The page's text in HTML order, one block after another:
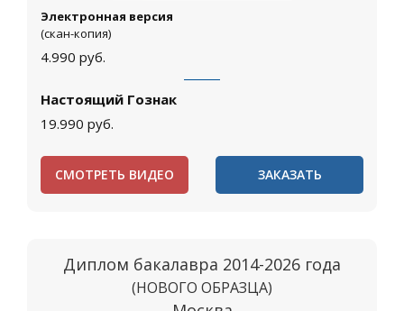
Электронная версия
(скан-копия)
4.990 руб.
Настоящий Гознак
19.990 руб.
СМОТРЕТЬ ВИДЕО ЗАКАЗАТЬ
Диплом бакалавра 2014-2026 года
(НОВОГО ОБРАЗЦА)